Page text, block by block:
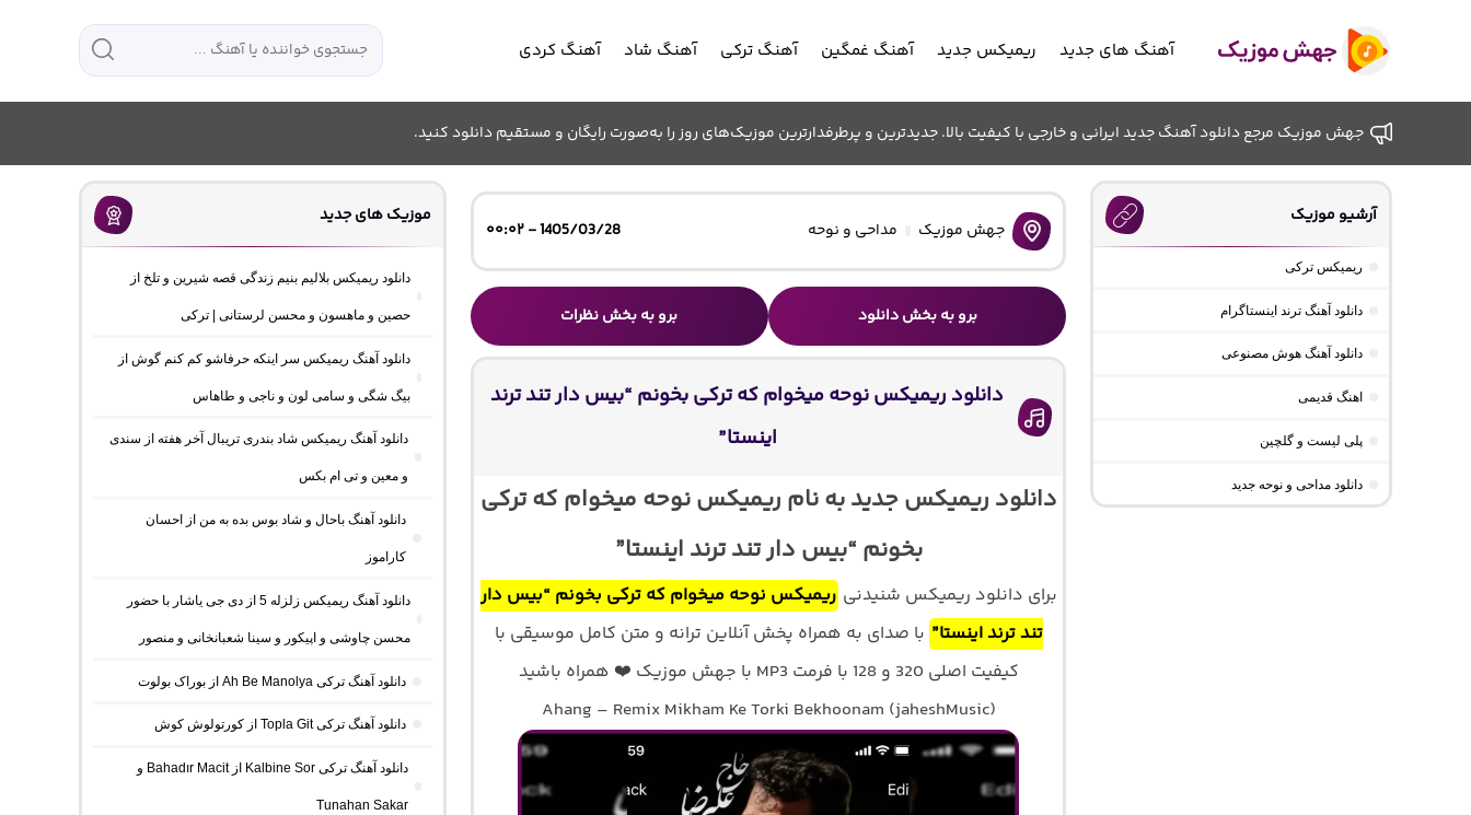
آهنگ های جدید ریمیکس جدید آهنگ غمگین آهنگ ترکی آهنگ شاد آهنگ کردی
جهش موزیک مرجع دانلود آهنگ جدید ایرانی و خارجی با کیفیت بالا. جدیدترین و پرطرفدارترین موزیک‌های روز را به‌صورت رایگان و مستقیم دانلود کنید.
جهش موزیک مداحی و نوحه 1405/03/28 - ۰۰:۰۲
برو به بخش دانلود برو به بخش نظرات
دانلود ریمیکس نوحه میخوام که ترکی بخونم “بیس دار تند ترند
اینستا”
دانلود ریمیکس جدید به نام ریمیکس نوحه میخوام که ترکی
بخونم “بیس دار تند ترند اینستا”
برای دانلود ریمیکس شنیدنی ریمیکس نوحه میخوام که ترکی بخونم “بیس دار
تند ترند اینستا” با صدای به همراه پخش آنلاین ترانه و متن کامل موسیقی با
کیفیت اصلی 320 و 128 با فرمت MP3 با جهش موزیک ❤️ همراه باشید
Ahang – Remix Mikham Ke Torki Bekhoonam (jaheshMusic)
آرشیو موزیک
ریمیکس ترکی
دانلود آهنگ ترند اینستاگرام
دانلود آهنگ هوش مصنوعی
اهنگ قدیمی
پلی لیست و گلچین
دانلود مداحی و نوحه جدید
موزیک های جدید
دانلود ریمیکس بلالیم بنیم زندگی قصه شیرین و تلخ از
حصین و ماهسون و محسن لرستانی | ترکی
دانلود آهنگ ریمیکس سر اینکه حرفاشو کم کنم گوش از
بیگ شگی و سامی لون و ناجی و طاهاس
دانلود آهنگ ریمیکس شاد بندری تریبال آخر هفته از سندی
و معین و تی ام بکس
دانلود آهنگ باحال و شاد بوس بده به من از احسان
کاراموز
دانلود آهنگ ریمیکس زلزله 5 از دی جی یاشار با حضور
محسن چاوشی و اپیکور و سینا شعبانخانی و منصور
دانلود آهنگ ترکی Ah Be Manolya از بوراک بولوت
دانلود آهنگ ترکی Topla Git از کورتولوش کوش
دانلود آهنگ ترکی Kalbine Sor از Bahadır Macit و
Tunahan Sakar